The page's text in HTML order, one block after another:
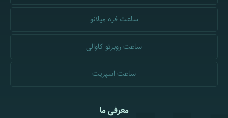
ساعت فره میلانو
ساعت روبرتو کاوالی
ساعت اسپریت
معرفی ما